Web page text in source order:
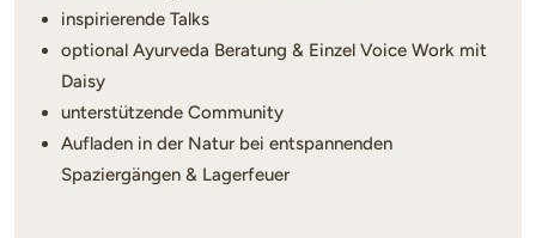
inspirierende Talks
optional Ayurveda Beratung & Einzel Voice Work mit
Daisy
unterstützende Community
Aufladen in der Natur bei entspannenden
Spaziergängen & Lagerfeuer